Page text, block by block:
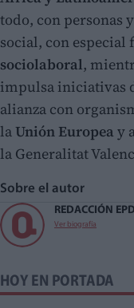
todo, con personas
social, con especial
sociolaboral,
impulsa iniciativas
alianza con
laUnión Europea y
la Generalitat
Sobre el autor
REDACCIÓN
Ver biografía
HOY EN PORTADA